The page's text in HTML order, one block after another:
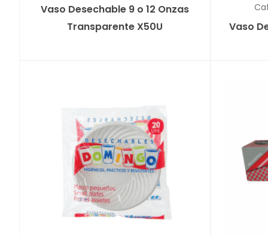
Vaso Desechable 9 o 12 Onzas
Transparente X50U
Vaso